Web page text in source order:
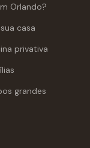
Orlando?
casa
privativa
grandes